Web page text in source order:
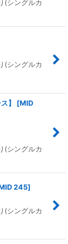
(シングルカ
(シングルカ
】 [MID
(シングルカ
245]
(シングルカ